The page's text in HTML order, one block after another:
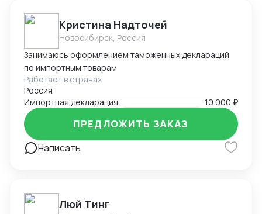
продукции.Кристина Надточей
Новосибирск, Россия
Занимаюсь оформлением таможенных деклараций
по импортным товарам
Работает в странах
Россия
Импортная декларация
10 000 ₽
Написать
ПРЕДЛОЖИТЬ ЗАКАЗ
Люй Тинг